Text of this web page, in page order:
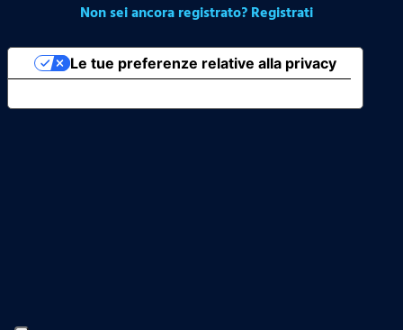
Non sei ancora registrato? Registrati
Le tue preferenze relative alla privacy